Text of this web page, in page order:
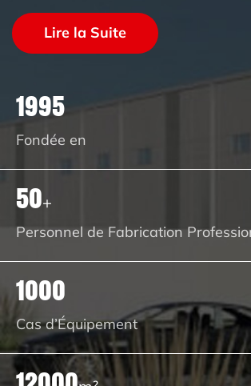
Lire la Suite
1995
Fondée en
50+
Personnel de Fabrication
1000
Cas d’Équipement